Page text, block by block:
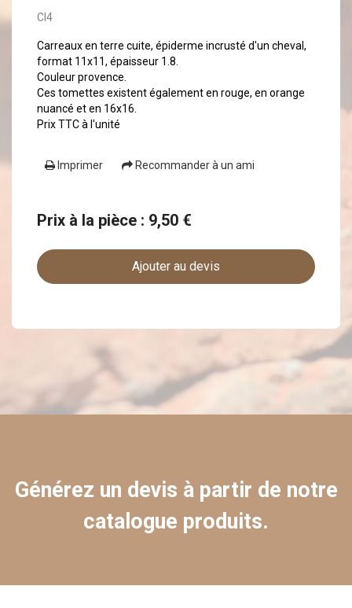
CI4
Carreaux en terre cuite, épiderme incrusté d'un cheval,
format 11x11, épaisseur 1.8.
Couleur provence.
Ces tomettes existent également en rouge, en orange
nuancé et en 16x16.
Prix TTC à l'unité
Imprimer Recommander à un ami
Prix à la pièce : 9,50 €
Ajouter au devis
Générez un devis à partir de notre
catalogue produits.